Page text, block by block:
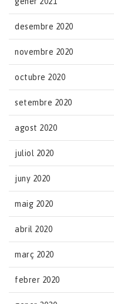
desembre 2020
novembre 2020
octubre 2020
setembre 2020
agost 2020
juliol 2020
juny 2020
maig 2020
abril 2020
març 2020
febrer 2020